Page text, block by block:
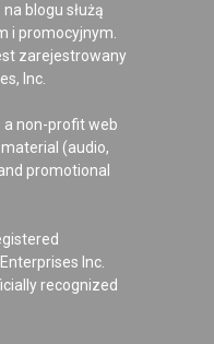
blogu służą
i promocyjnym.
zarejestrowany
Inc.
a non-profit web
(audio,
promotional
Inc.
recognized